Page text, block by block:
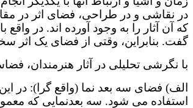
در نقاشی و در طراحی، فضای اثر در
که آن آثار را به وجود آورده اند. در
گفت. بنابراین، وقتی از فضای یک اثر
با نگرشی تحلیلی در آثار هنرمندان،
الف) فضای سه بعد نما (واقع گرا):
استفاده می شود. سه بعدنمایی که